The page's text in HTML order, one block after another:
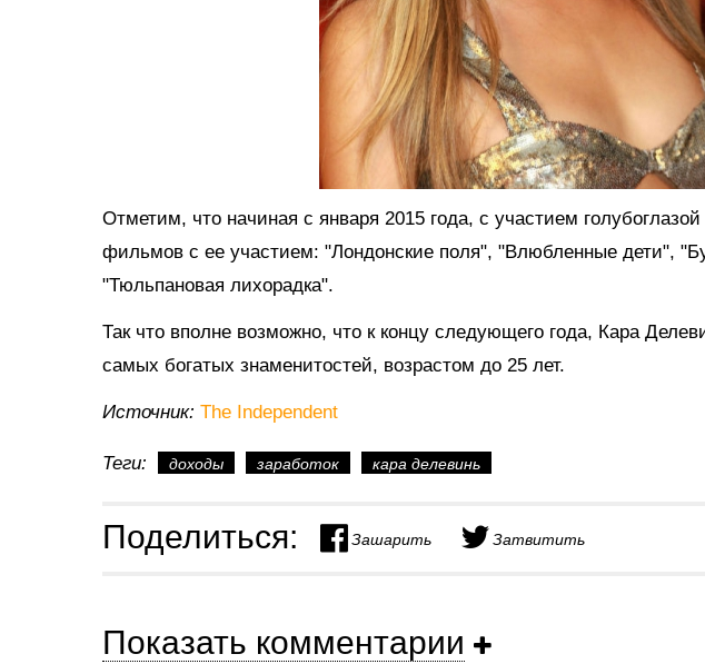
Отметим, что начиная с января 2015 года, с участием
фильмов с ее участием: "Лондонские поля", "Влюбленные дети",
"Тюльпановая лихорадка".
Так что вполне возможно, что к концу следующего года, Кара
самых богатых знаменитостей, возрастом до 25 лет.
Источник: The Independent
Теги: доходы заработок кара делевинь
Поделиться: Зашарить Затвитить
Показать комментарии